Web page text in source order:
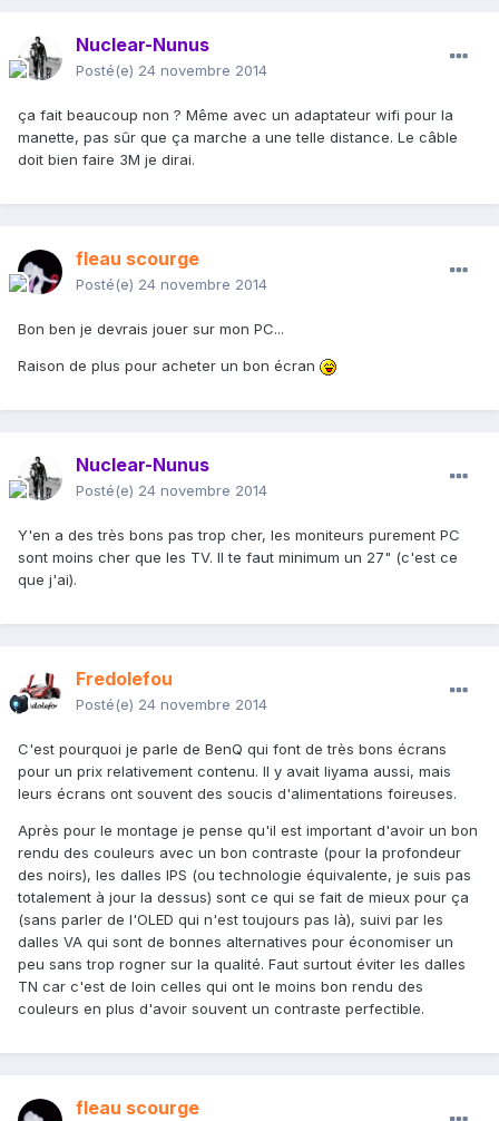
Nuclear-Nunus
Posté(e) 24 novembre 2014
ça fait beaucoup non ? Même avec un adaptateur wifi pour la
manette, pas sûr que ça marche a une telle distance. Le câble
doit bien faire 3M je dirai.
fleau scourge
Posté(e) 24 novembre 2014
Bon ben je devrais jouer sur mon PC...
Raison de plus pour acheter un bon écran
Nuclear-Nunus
Posté(e) 24 novembre 2014
Y'en a des très bons pas trop cher, les moniteurs purement PC
sont moins cher que les TV. Il te faut minimum un 27" (c'est ce
que j'ai).
Fredolefou
Posté(e) 24 novembre 2014
C'est pourquoi je parle de BenQ qui font de très bons écrans
pour un prix relativement contenu. Il y avait Iiyama aussi, mais
leurs écrans ont souvent des soucis d'alimentations foireuses.
Après pour le montage je pense qu'il est important d'avoir un bon
rendu des couleurs avec un bon contraste (pour la profondeur
des noirs), les dalles IPS (ou technologie équivalente, je suis pas
totalement à jour la dessus) sont ce qui se fait de mieux pour ça
(sans parler de l'OLED qui n'est toujours pas là), suivi par les
dalles VA qui sont de bonnes alternatives pour économiser un
peu sans trop rogner sur la qualité. Faut surtout éviter les dalles
TN car c'est de loin celles qui ont le moins bon rendu des
couleurs en plus d'avoir souvent un contraste perfectible.
fleau scourge